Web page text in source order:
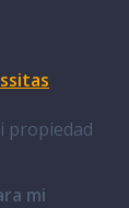
propiedad
mi